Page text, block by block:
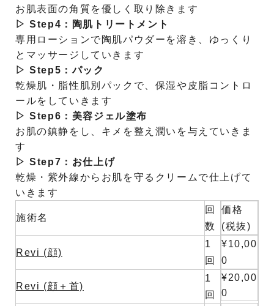
お肌表面の角質を優しく取り除きます
▷ Step4：陶肌トリートメント
専用ローションで陶肌パウダーを溶き、ゆっくり
とマッサージしていきます
▷ Step5：パック
乾燥肌・脂性肌別パックで、保湿や皮脂コントロ
ールをしていきます
▷ Step6：美容ジェル塗布
お肌の鎮静をし、キメを整え潤いを与えていきま
す
▷ Step7：お仕上げ
乾燥・紫外線からお肌を守るクリームで仕上げて
いきます
施術名
回
数
価格
(税抜)
Revi (顔)
1
回
¥10,00
0
Revi (顔＋首)
1
回
¥20,00
0